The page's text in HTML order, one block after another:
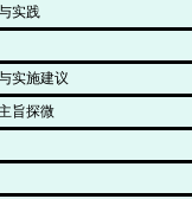
实践
实施建议
旨探微